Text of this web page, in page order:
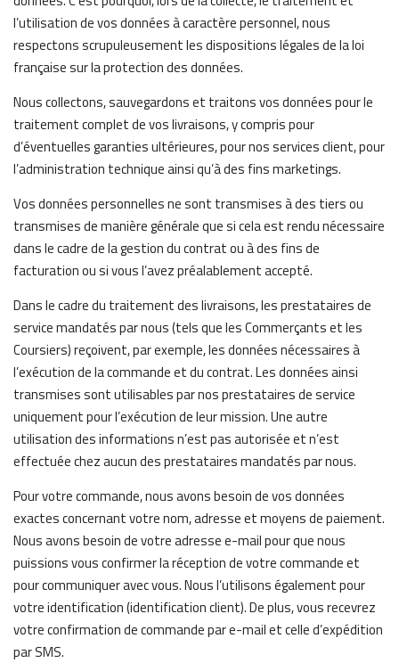
l’utilisation de vos données à caractère personnel, nous
respectons scrupuleusement les dispositions légales de la loi
française sur la protection des données.
Nous collectons, sauvegardons et traitons vos données pour le
traitement complet de vos livraisons, y compris pour
d’éventuelles garanties ultérieures, pour nos services client, pour
l’administration technique ainsi qu’à des fins marketings.
Vos données personnelles ne sont transmises à des tiers ou
transmises de manière générale que si cela est rendu nécessaire
dans le cadre de la gestion du contrat ou à des fins de
facturation ou si vous l’avez préalablement accepté.
Dans le cadre du traitement des livraisons, les prestataires de
service mandatés par nous (tels que les Commerçants et les
Coursiers) reçoivent, par exemple, les données nécessaires à
l’exécution de la commande et du contrat. Les données ainsi
transmises sont utilisables par nos prestataires de service
uniquement pour l’exécution de leur mission. Une autre
utilisation des informations n’est pas autorisée et n’est
effectuée chez aucun des prestataires mandatés par nous.
Pour votre commande, nous avons besoin de vos données
exactes concernant votre nom, adresse et moyens de paiement.
Nous avons besoin de votre adresse e-mail pour que nous
puissions vous confirmer la réception de votre commande et
pour communiquer avec vous. Nous l’utilisons également pour
votre identification (identification client). De plus, vous recevrez
votre confirmation de commande par e-mail et celle d’expédition
par SMS.